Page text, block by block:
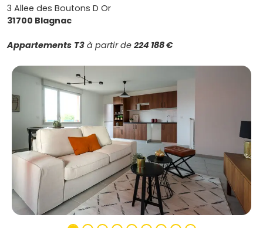
3 Allee des Boutons D Or
31700 Blagnac
Appartements T3 à partir de 224 188 €